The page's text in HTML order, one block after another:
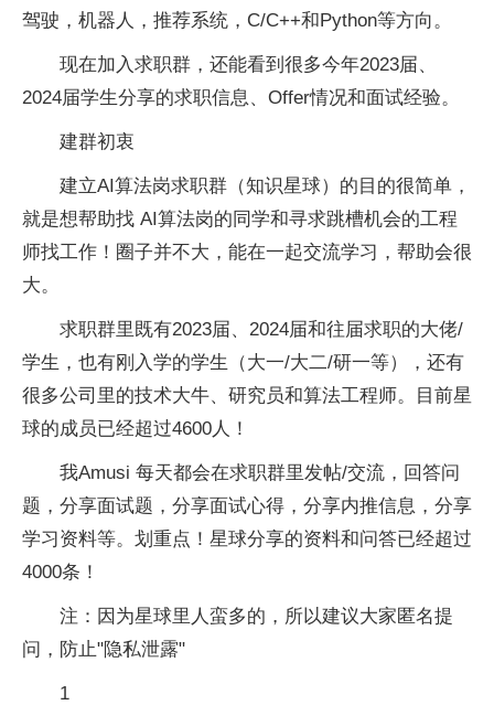
驾驶，机器人，推荐系统，C/C++和Python等方向。
现在加入求职群，还能看到很多今年2023届、
2024届学生分享的求职信息、Offer情况和面试经验。
建群初衷
建立AI算法岗求职群（知识星球）的目的很简单，
就是想帮助找 AI算法岗的同学和寻求跳槽机会的工程
师找工作！圈子并不大，能在一起交流学习，帮助会很
大。
求职群里既有2023届、2024届和往届求职的大佬/
学生，也有刚入学的学生（大一/大二/研一等），还有
很多公司里的技术大牛、研究员和算法工程师。目前星
球的成员已经超过4600人！
我Amusi 每天都会在求职群里发帖/交流，回答问
题，分享面试题，分享面试心得，分享内推信息，分享
学习资料等。划重点！星球分享的资料和问答已经超过
4000条！
注：因为星球里人蛮多的，所以建议大家匿名提
问，防止"隐私泄露"
1